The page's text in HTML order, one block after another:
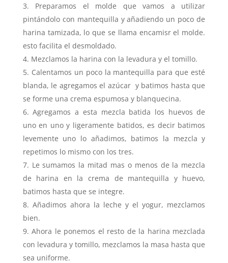
Preparamos el molde que vamos a utilizar
pintándolo con mantequilla y añadiendo un poco de
harina tamizada, lo que se llama encamisr el molde.
esto facilita el desmoldado.
Mezclamos la harina con la levadura y el tomillo.
Calentamos un poco la mantequilla para que esté
blanda, le agregamos el azúcar y batimos hasta que
se forme una crema espumosa y blanquecina.
Agregamos a esta mezcla batida los huevos de
uno en uno y ligeramente batidos, es decir batimos
levemente uno lo añadimos, batimos la mezcla y
repetimos lo mismo con los tres.
Le sumamos la mitad mas o menos de la mezcla
de harina en la crema de mantequilla y huevo,
batimos hasta que se integre.
Añadimos ahora la leche y el yogur, mezclamos
bien.
Ahora le ponemos el resto de la harina mezclada
con levadura y tomillo, mezclamos la masa hasta que
sea uniforme.